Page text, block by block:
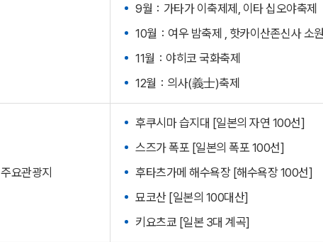
9월：가타가 이축제제, 이타 십오야축제
10월：여우 밤축제 , 핫카이산존신사 소
11월：야히코 국화축제
12월：의사(義士)축제
주요관광지
후쿠시마 습지대 [일본의 자연 100선]
스즈가 폭포 [일본의 폭포 100선]
후타츠가메 해수욕장 [해수욕장 100선]
묘코산 [일본의 100대산]
키요츠쿄 [일본 3대 계곡]